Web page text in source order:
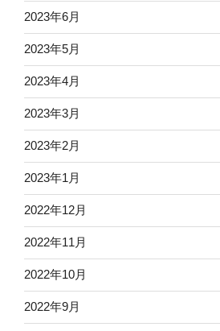
2023年6月
2023年5月
2023年4月
2023年3月
2023年2月
2023年1月
2022年12月
2022年11月
2022年10月
2022年9月